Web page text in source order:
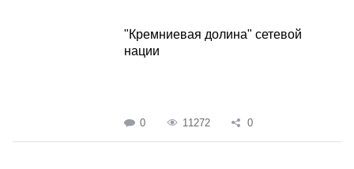
"Кремниевая долина" сетевой
нации
0 11272 0